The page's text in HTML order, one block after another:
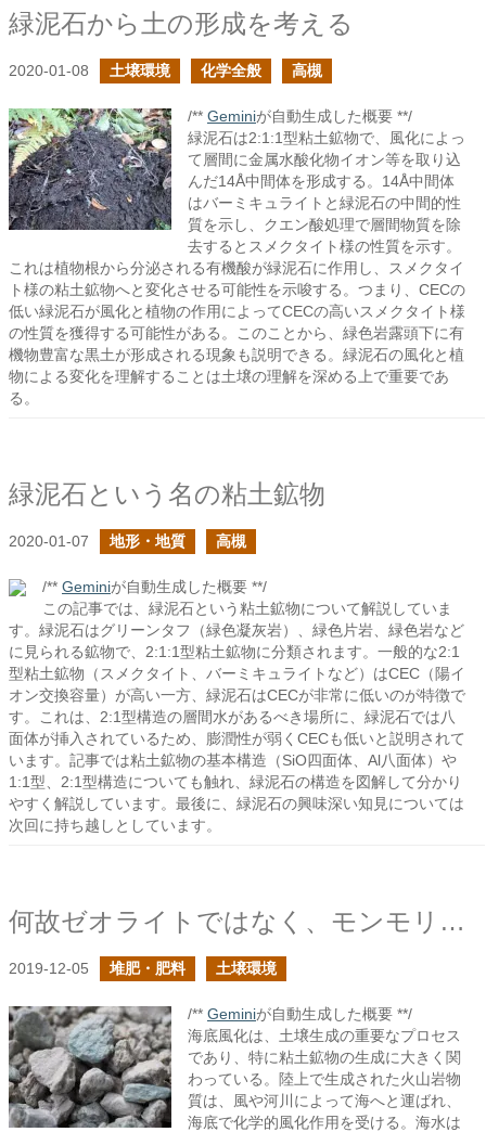
緑泥石から土の形成を考える
2020-01-08 土壌環境 化学全般 高槻
/** Geminiが自動生成した概要 **/
緑泥石は2:1:1型粘土鉱物で、風化によっ
て層間に金属水酸化物イオン等を取り込
んだ14Å中間体を形成する。14Å中間体
はバーミキュライトと緑泥石の中間的性
質を示し、クエン酸処理で層間物質を除
去するとスメクタイト様の性質を示す。
これは植物根から分泌される有機酸が緑泥石に作用し、スメクタイ
ト様の粘土鉱物へと変化させる可能性を示唆する。つまり、CECの
低い緑泥石が風化と植物の作用によってCECの高いスメクタイト様
の性質を獲得する可能性がある。このことから、緑色岩露頭下に有
機物豊富な黒土が形成される現象も説明できる。緑泥石の風化と植
物による変化を理解することは土壌の理解を深める上で重要であ
る。
緑泥石という名の粘土鉱物
2020-01-07 地形・地質 高槻
/** Geminiが自動生成した概要 **/
この記事では、緑泥石という粘土鉱物について解説していま
す。緑泥石はグリーンタフ（緑色凝灰岩）、緑色片岩、緑色岩など
に見られる鉱物で、2:1:1型粘土鉱物に分類されます。一般的な2:1
型粘土鉱物（スメクタイト、バーミキュライトなど）はCEC（陽イ
オン交換容量）が高い一方、緑泥石はCECが非常に低いのが特徴で
す。これは、2:1型構造の層間水があるべき場所に、緑泥石では八
面体が挿入されているため、膨潤性が弱くCECも低いと説明されて
います。記事では粘土鉱物の基本構造（SiO四面体、Al八面体）や
1:1型、2:1型構造についても触れ、緑泥石の構造を図解して分かり
やすく解説しています。最後に、緑泥石の興味深い知見については
次回に持ち越しとしています。
何故ゼオライトではなく、モンモリロナイトを推すのか？
2019-12-05 堆肥・肥料 土壌環境
/** Geminiが自動生成した概要 **/
海底風化は、土壌生成の重要なプロセス
であり、特に粘土鉱物の生成に大きく関
わっている。陸上で生成された火山岩物
質は、風や河川によって海へと運ばれ、
海底で化学的風化作用を受ける。海水は